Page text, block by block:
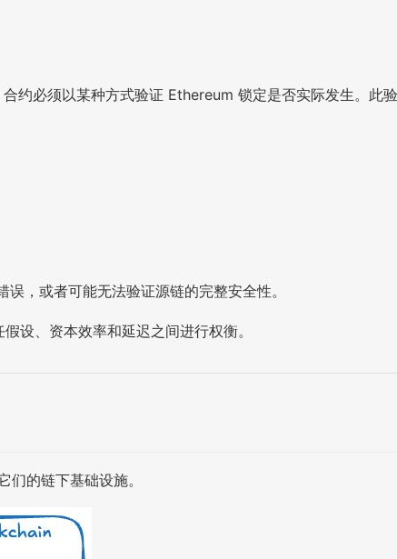
约必须以某种方式验证 Ethereum 锁定是否实际发生。此验
，或者可能无法验证源链的完整安全性。
设、资本效率和延迟之间进行权衡。
的链下基础设施。